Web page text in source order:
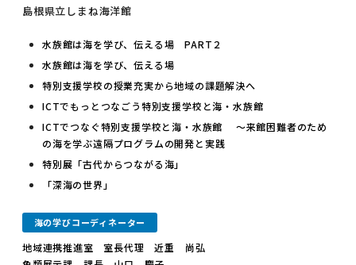
島根県立しまね海洋館
水族館は海を学び、伝える場 PART２
水族館は海を学び、伝える場
特別支援学校の授業充実から地域の課題解決へ
ICTでもっとつなごう特別支援学校と海・水族館
ICTでつなぐ特別支援学校と海・水族館 ～来館困難者のため
の海を学ぶ遠隔プログラムの開発と実践
特別展「古代からつながる海」
「深海の世界」
海の学びコーディネーター
地域連携推進室 室長代理 近重 尚弘